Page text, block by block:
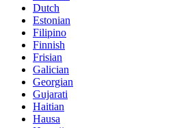
Dutch
Estonian
Filipino
Finnish
Frisian
Galician
Georgian
Gujarati
Haitian
Hausa